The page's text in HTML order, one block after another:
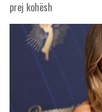
prej kohësh